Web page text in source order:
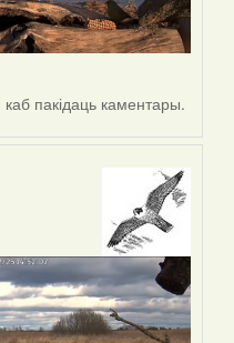
каб пакідаць каментары.